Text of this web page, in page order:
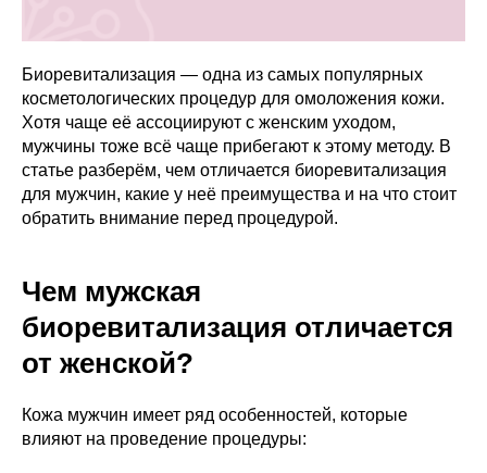
Биоревитализация — одна из самых популярных
косметологических процедур для омоложения кожи.
Хотя чаще её ассоциируют с женским уходом,
мужчины тоже всё чаще прибегают к этому методу. В
статье разберём, чем отличается биоревитализация
для мужчин, какие у неё преимущества и на что стоит
обратить внимание перед процедурой.
Чем мужская
биоревитализация отличается
от женской?
Кожа мужчин имеет ряд особенностей, которые
влияют на проведение процедуры: